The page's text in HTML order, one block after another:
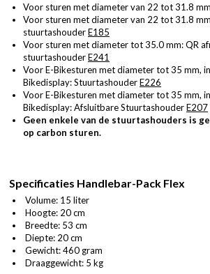
Voor sturen met diameter van 22 tot 31.8
Voor sturen met diameter van 22 tot 31.8
stuurtashouderE185
Voor sturen met diameter tot 35.0 mm: QR
stuurtashouderE241
Voor E-Bikesturen met diameter tot 35 mm,
Bikedisplay: StuurtashouderE226
Voor E-Bikesturen met diameter tot 35 mm,
Bikedisplay: Afsluitbare StuurtashouderE207
Geen enkele van de stuurtashouders is
op carbon sturen.
Specificaties Handlebar-Pack Flex
Volume: 15 liter
Hoogte: 20 cm
Breedte: 53 cm
Diepte: 20 cm
Gewicht: 460 gram
Draaggewicht: 5 kg